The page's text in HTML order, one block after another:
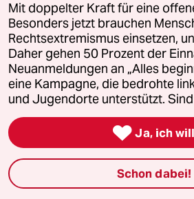
Wahrheit
Themen
Hitze
Surfen
Mit doppelter Kraft für eine
Besonders jetzt brauchen
Rechtsextremismus einsetzen,
Daher gehen 50 Prozent der
Neuanmeldungen an „Alles
eine Kampagne, die bedrohte
und Jugendorte unterstützt.
 Ja, ich will
Schon dabei!